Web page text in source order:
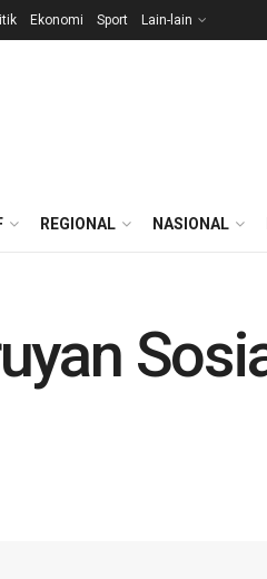
Ekonomi Sport Lain-lain
REGIONAL NASIONAL